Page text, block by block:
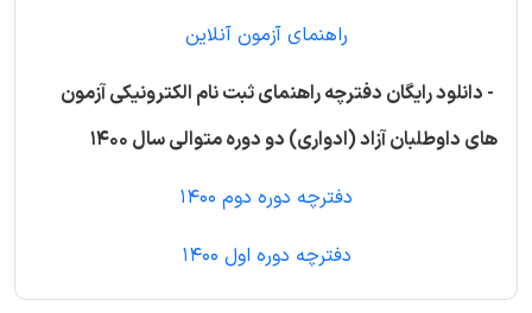
راهنمای آزمون آنلاین
- دانلود رایگان دفترچه راهنمای ثبت نام الکترونیکی آزمون
های داوطلبان آزاد (ادواری) دو دوره متوالی سال 1400
دفترچه دوره دوم 1400
دفترچه دوره اول 1400